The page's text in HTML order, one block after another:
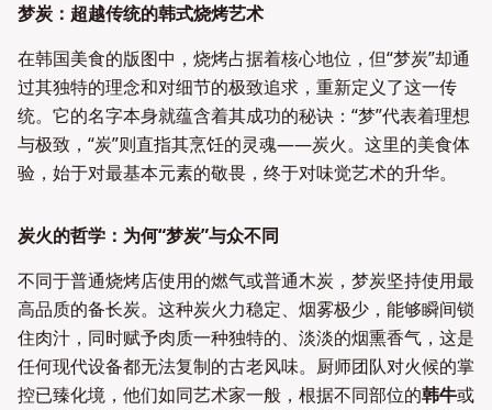
梦炭：超越传统的韩式烧烤艺术
在韩国美食的版图中，烧烤占据着核心地位，但“梦炭”却通
过其独特的理念和对细节的极致追求，重新定义了这一传
统。它的名字本身就蕴含着其成功的秘诀：“梦”代表着理想
与极致，“炭”则直指其烹饪的灵魂——炭火。这里的美食体
验，始于对最基本元素的敬畏，终于对味觉艺术的升华。
炭火的哲学：为何“梦炭”与众不同
不同于普通烧烤店使用的燃气或普通木炭，梦炭坚持使用最
高品质的备长炭。这种炭火力稳定、烟雾极少，能够瞬间锁
住肉汁，同时赋予肉质一种独特的、淡淡的烟熏香气，这是
任何现代设备都无法复制的古老风味。厨师团队对火候的掌
控已臻化境，他们如同艺术家一般，根据不同部位的韩牛或